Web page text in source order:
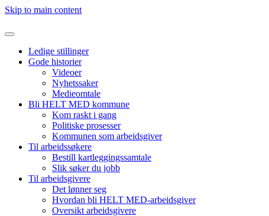
Skip to main content
Ledige stillinger
Gode historier
Videoer
Nyhetssaker
Medieomtale
Bli HELT MED kommune
Kom raskt i gang
Politiske prosesser
Kommunen som arbeidsgiver
Til arbeidssøkere
Bestill kartleggingssamtale
Slik søker du jobb
Til arbeidsgivere
Det lønner seg
Hvordan bli HELT MED-arbeidsgiver
Oversikt arbeidsgivere